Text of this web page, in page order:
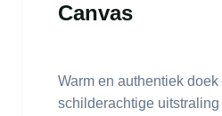
Canvas
Warm en authentiek doek
schilderachtige